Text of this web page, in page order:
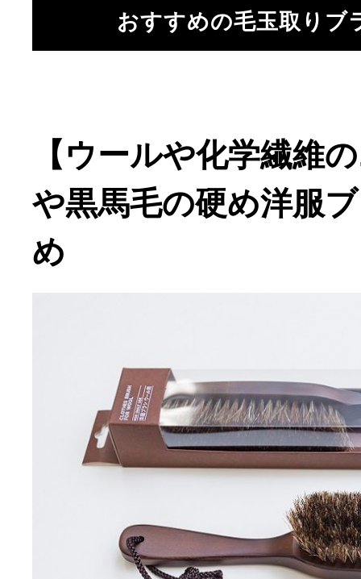
おすすめの毛玉取りブ
【ウールや化学繊維
や黒馬毛の硬め洋服
め